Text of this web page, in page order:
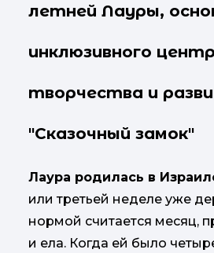
летней Лауры,
инклюзивного
творчества и
"Сказочный замок"
Лаура родилась в
или третьей неделе уже
нормой считается месяц,
и ела. Когда ей было